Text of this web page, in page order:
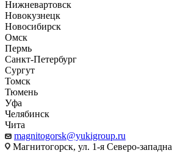
Нижневартовск
Новокузнецк
Новосибирск
Омск
Пермь
Санкт-Петербург
Сургут
Томск
Тюмень
Уфа
Челябинск
Чита
magnitogorsk@yukigroup.ru
Магнитогорск, ул. 1-я Северо-